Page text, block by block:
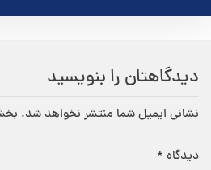
نوشته
دیدگاهتان را بنویسید
نشانی ایمیل شما منتشر نخواهد شد.
دیدگاه *